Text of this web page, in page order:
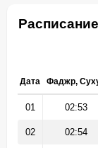
Дата Фаджр,
01 02:53
02 02:54